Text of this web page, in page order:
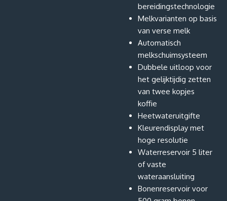
bereidingstechnologie
Melkvarianten op basis
van verse melk
Automatisch
melkschuimsysteem
Dubbele uitloop voor
het gelijktijdig zetten
van twee kopjes
koffie
Heetwateruitgifte
Kleurendisplay met
hoge resolutie
Waterreservoir 5 liter
of vaste
wateraansluiting
Bonenreservoir voor